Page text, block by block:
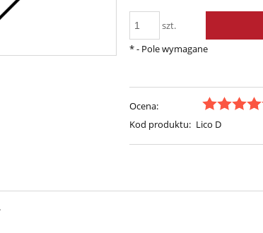
szt.
*- Pole wymagane
Ocena:
Kod produktu: Lico D